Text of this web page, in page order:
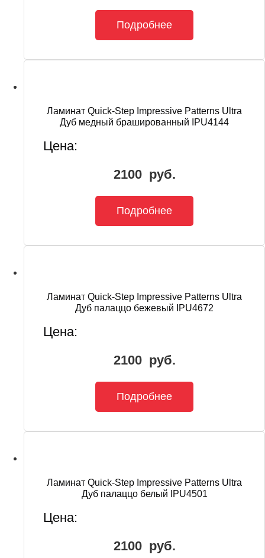
Подробнее
Ламинат Quick-Step Impressive Patterns Ultra
Дуб медный брашированный IPU4144
Цена:
2100 руб.
Подробнее
Ламинат Quick-Step Impressive Patterns Ultra
Дуб палаццо бежевый IPU4672
Цена:
2100 руб.
Подробнее
Ламинат Quick-Step Impressive Patterns Ultra
Дуб палаццо белый IPU4501
Цена:
2100 руб.